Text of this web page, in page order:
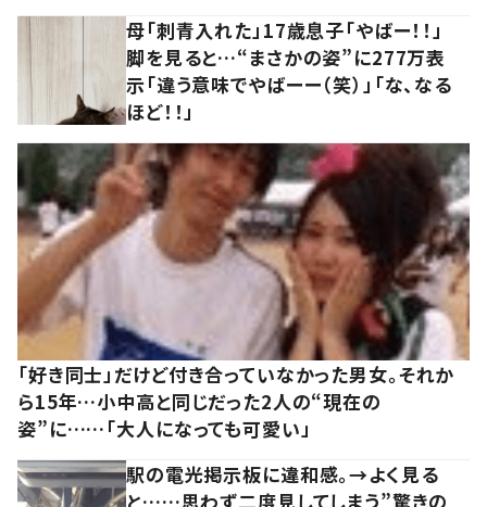
母「刺青入れた」17歳息子「やばー！！」
脚を見ると…“まさかの姿”に277万表
示「違う意味でやばーー（笑）」「な、なる
ほど！！」
「好き同士」だけど付き合っていなかった男女。それか
ら15年…小中高と同じだった2人の“現在の
姿”に……「大人になっても可愛い」
駅の電光掲示板に違和感。→よく見る
と……思わず二度見してしまう”驚きの